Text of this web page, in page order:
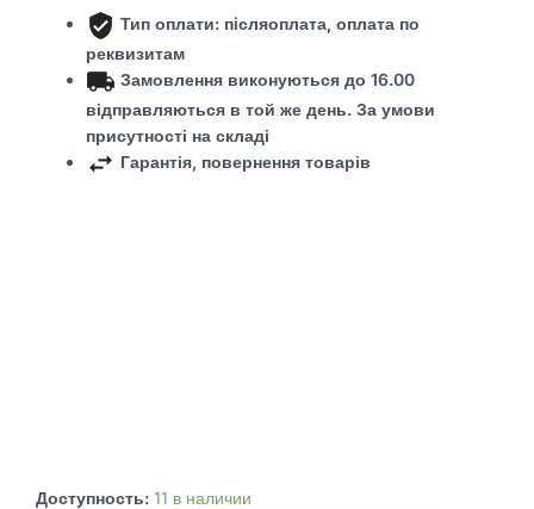
Тип оплати: пiсляоплата, оплата по
реквизитам
Замовлення виконуються до 16.00
відправляються в той же день. За умови
присутності на складі
Гарантія, повернення товарів
Доступность: 11 в наличии
Количество